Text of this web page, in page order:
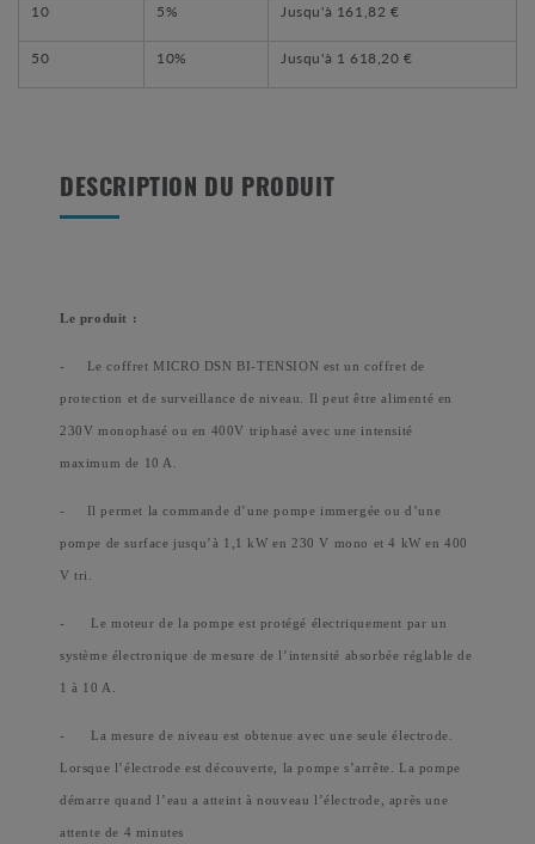
10 5% Jusqu'à 161,82 €
50 10% Jusqu'à 1 618,20 €
DESCRIPTION DU PRODUIT
Le produit :
- Le coffret MICRO DSN BI-TENSION est un coffret de
protection et de surveillance de niveau. Il peut être alimenté en
230V monophasé ou en 400V triphasé avec une intensité
maximum de 10 A.
- Il permet la commande d’une pompe immergée ou d’une
pompe de surface jusqu’à 1,1 kW en 230 V mono et 4 kW en 400
V tri.
- Le moteur de la pompe est protégé électriquement par un
système électronique de mesure de l’intensité absorbée réglable de
1 à 10 A.
- La mesure de niveau est obtenue avec une seule électrode.
Lorsque l’électrode est découverte, la pompe s’arrête. La pompe
démarre quand l’eau a atteint à nouveau l’électrode, après une
attente de 4 minutes